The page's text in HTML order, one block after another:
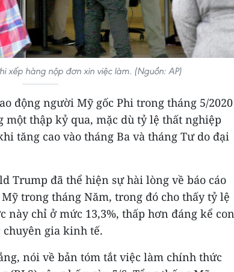
xếp hàng nộp đơn xin việc làm. (Nguồn: AP)
động người Mỹ gốc Phi trong tháng 5/2020
một thập kỷ qua, mặc dù tỷ lệ thất nghiệp
tăng cao vào tháng Ba và tháng Tư do đại
Trump đã thể hiện sự hài lòng về báo cáo
trong tháng Năm, trong đó cho thấy tỷ lệ
này chỉ ở mức 13,3%, thấp hơn đáng kể con
chuyên gia kinh tế.
nói về bản tóm tắt việc làm chính thức